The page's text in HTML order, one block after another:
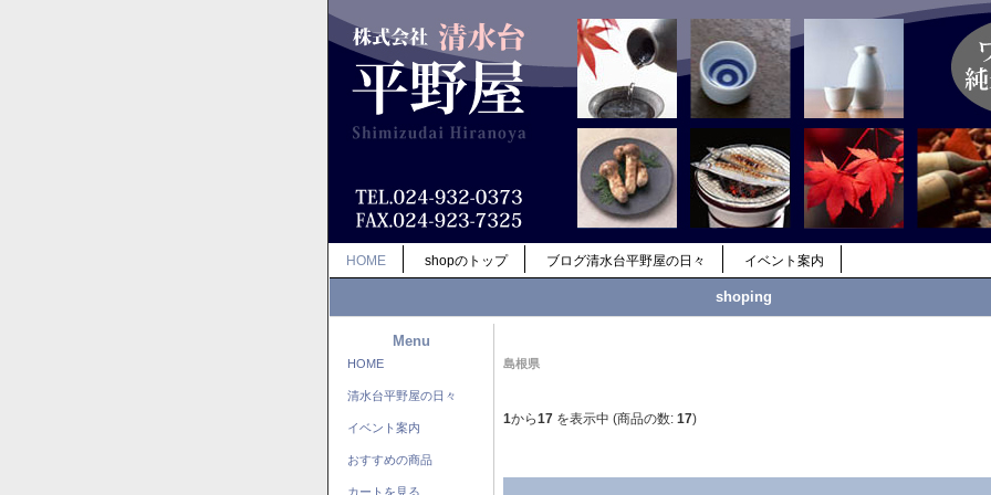
HOME shopのトップ ブログ清水台平野屋の日々 イベント案内
shoping
Menu
HOME
清水台平野屋の日々
イベント案内
おすすめの商品
カートを見る
島根県
1から17 を表示中 (商品の数: 17)